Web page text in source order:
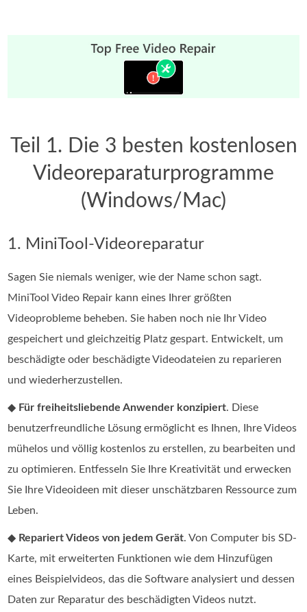
Teil 1. Die 3 besten kostenlosen
Videoreparaturprogramme
(Windows/Mac)
1. MiniTool-Videoreparatur
Sagen Sie niemals weniger, wie der Name schon sagt.
MiniTool Video Repair kann eines Ihrer größten
Videoprobleme beheben. Sie haben noch nie Ihr Video
gespeichert und gleichzeitig Platz gespart. Entwickelt, um
beschädigte oder beschädigte Videodateien zu reparieren
und wiederherzustellen.
◆ Für freiheitsliebende Anwender konzipiert. Diese
benutzerfreundliche Lösung ermöglicht es Ihnen, Ihre Videos
mühelos und völlig kostenlos zu erstellen, zu bearbeiten und
zu optimieren. Entfesseln Sie Ihre Kreativität und erwecken
Sie Ihre Videoideen mit dieser unschätzbaren Ressource zum
Leben.
◆ Repariert Videos von jedem Gerät. Von Computer bis SD-
Karte, mit erweiterten Funktionen wie dem Hinzufügen
eines Beispielvideos, das die Software analysiert und dessen
Daten zur Reparatur des beschädigten Videos nutzt.